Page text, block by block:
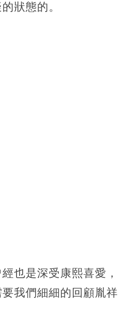
狀態的。
也是深受康熙喜愛，
我們細細的回顧胤祥